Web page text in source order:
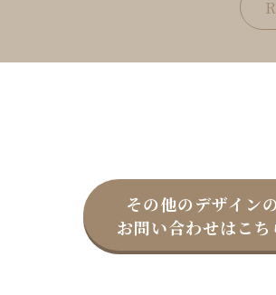
その他のデザインの
お問い合わせはこち